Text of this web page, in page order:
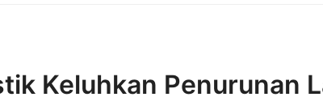
Keluhkan Penurunan